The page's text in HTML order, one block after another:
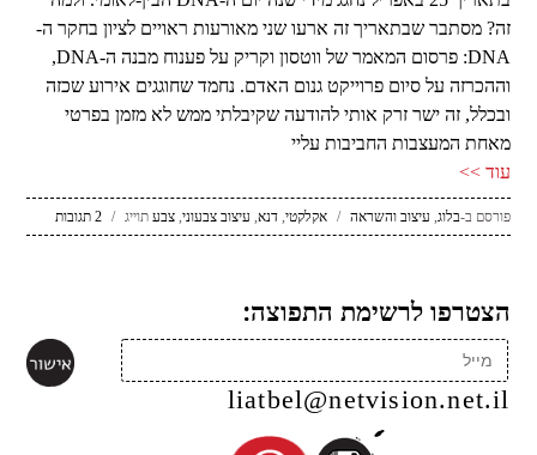
זה? מסתבר שבתאריך זה ארעו שני מאורעות ראויים לציון בחקר ה-
DNA: פרסום המאמר של ווטסון וקריק על פענוח מבנה ה-DNA,
וההכרזה על סיום פרוייקט גנום האדם. נחמד שחוגגים אירוע שכזה
ובכלל, זה ישר זרק אותי להודעה שקיבלתי ממש לא מזמן בפרטי
מאחת המעצבות החביבות עליי
עוד >>
פורסם ב-בלוג, עיצוב והשראה / אקלקטי,דנא, עיצוב צבעוני,צבע תוייג / 2 תגובות
הצטרפו לרשימת התפוצה:
liatbel@netvision.net.il